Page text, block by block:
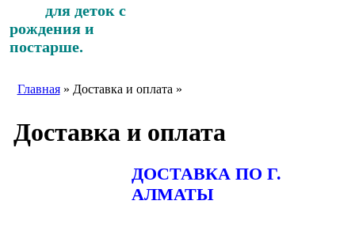
для деток с
рождения и
постарше.
Главная» Доставка и оплата »
Доставка и оплата
ДОСТАВКА ПО Г.
АЛМАТЫ